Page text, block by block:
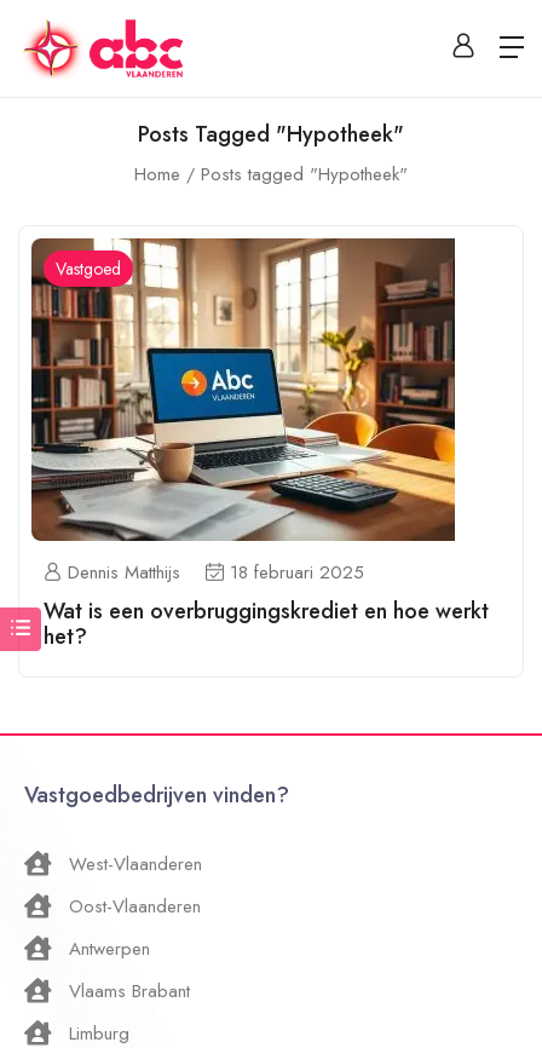
Posts Tagged "Hypotheek"
Home Posts tagged "Hypotheek"
Vastgoed
Dennis Matthijs 18 februari 2025
Wat is een overbruggingskrediet en hoe werkt
het?
Vastgoedbedrijven vinden?
West-Vlaanderen
Oost-Vlaanderen
Antwerpen
Vlaams Brabant
Limburg